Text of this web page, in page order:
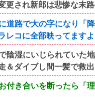
更され新郎は悲惨な末
道路で大の字になり「
レコに全部映ってます
陰湿にいじられていた
＆ダイブし間一髪で救
付き合いを断ったら「